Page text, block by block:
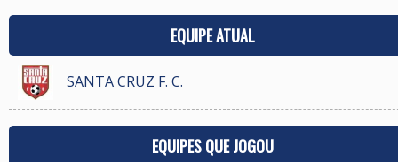
EQUIPE ATUAL
SANTA CRUZ F. C.
EQUIPES QUE JOGOU